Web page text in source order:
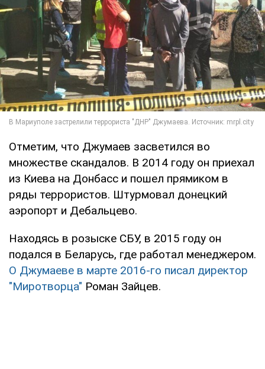
Отметим, что Джумаев засветился во
множестве скандалов. В 2014 году он приехал
из Киева на Донбасс и пошел прямиком в
ряды террористов. Штурмовал донецкий
аэропорт и Дебальцево.
Находясь в розыске СБУ, в 2015 году он
подался в Беларусь, где работал менеджером.
О Джумаеве в марте 2016-го писал директор
"Миротворца" Роман Зайцев.